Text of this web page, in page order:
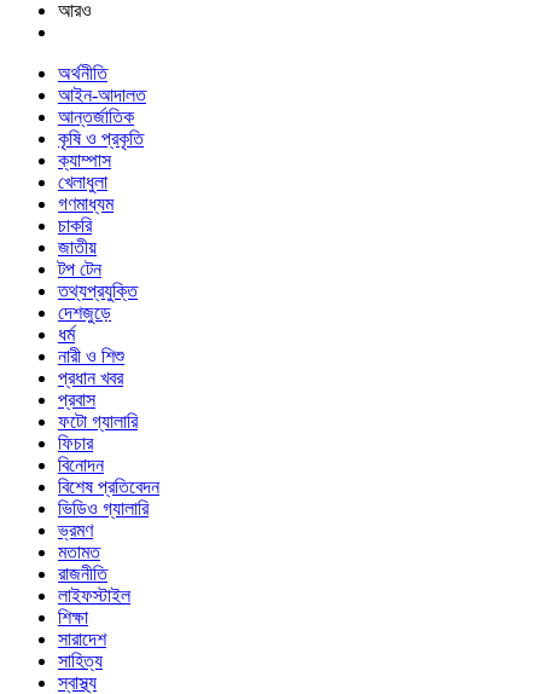
আরও
অর্থনীতি
আইন-আদালত
আন্তর্জাতিক
কৃষি ও প্রকৃতি
ক্যাম্পাস
খেলাধুলা
গণমাধ্যম
চাকরি
জাতীয়
টপ টেন
তথ্যপ্রযুক্তি
দেশজুড়ে
ধর্ম
নারী ও শিশু
প্রধান খবর
প্রবাস
ফটো গ্যালারি
ফিচার
বিনোদন
বিশেষ প্রতিবেদন
ভিডিও গ্যালারি
ভ্রমণ
মতামত
রাজনীতি
লাইফস্টাইল
শিক্ষা
সারাদেশ
সাহিত্য
স্বাস্থ্য